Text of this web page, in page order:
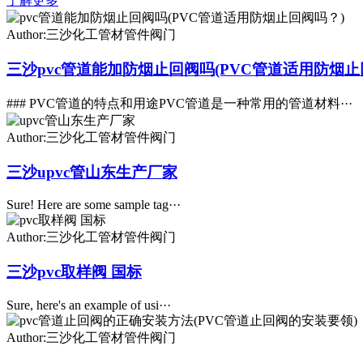
Author:三沙化工管材管件阀门
三沙pvc管道能加防烟止回阀吗(PVC管道适用防烟
### PVC管道的特点和用途PVC管道是一种常用的管道材料···
Author:三沙化工管材管件阀门
三沙upvc管山东生产厂家
Sure! Here are some sample tag···
Author:三沙化工管材管件阀门
三沙pvc取样阀 国标
Sure, here's an example of usi···
Author:三沙化工管材管件阀门